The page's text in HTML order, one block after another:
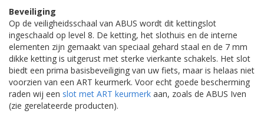
Beveiliging
Op de veiligheidsschaal van ABUS wordt dit kettingslot
ingeschaald op level 8. De ketting, het slothuis en de interne
elementen zijn gemaakt van speciaal gehard staal en de 7 mm
dikke ketting is uitgerust met sterke vierkante schakels. Het slot
biedt een prima basisbeveiliging van uw fiets, maar is helaas niet
voorzien van een ART keurmerk. Voor echt goede bescherming
raden wij een slot met ART keurmerk aan, zoals de ABUS Iven
(zie gerelateerde producten).